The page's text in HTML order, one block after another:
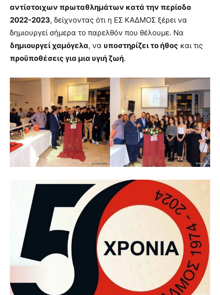
αντίστοιχων πρωταθλημάτων κατά την περίοδο
2022-2023, δείχνοντας ότι η ΕΣ ΚΑΔΜΟΣ ξέρει να
δημιουργεί σήμερα το παρελθόν που θέλουμε. Να
δημιουργεί χαμόγελα, να υποστηρίζει το ήθος και τις
προϋποθέσεις για μια υγιή ζωή.